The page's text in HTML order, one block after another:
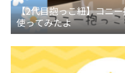
【2代目抱っこ紐】コニ
使ってみたよ